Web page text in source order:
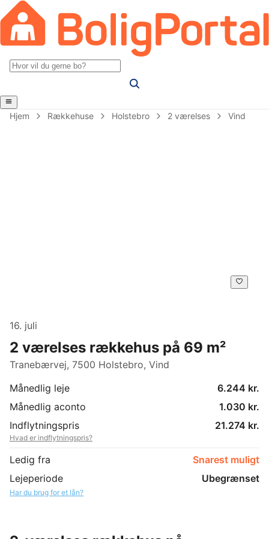
Hjem Rækkehuse Holstebro 2 værelses Vind
16. juli
2 værelses rækkehus på 69 m²
Tranebærvej, 7500 Holstebro, Vind
Månedlig leje
6.244 kr.
Månedlig aconto
1.030 kr.
Indflytningspris
21.274 kr.
Hvad er indflytningspris?
Ledig fra
Snarest muligt
Lejeperiode
Ubegrænset
Har du brug for et lån?